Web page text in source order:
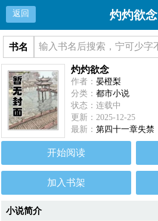
返回 灼灼欲念
书名
灼灼欲念
作者：晏橙梨
分类：都市小说
状态：连载中
更新：2025-12-25
最新：第四十一章失禁
开始阅读
加入书架
小说简介